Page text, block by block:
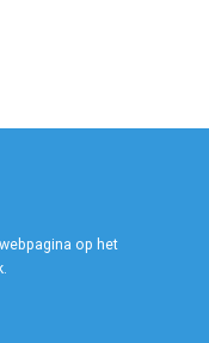
op het